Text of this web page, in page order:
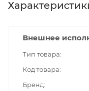
Внешнее
Тип товара
Код товара
Бренд